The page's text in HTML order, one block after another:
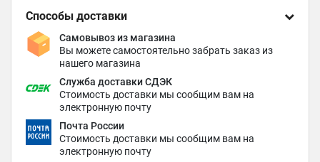
Способы доставки
Самовывоз из магазина
Вы можете самостоятельно забрать заказ из
нашего магазина
Служба доставки СДЭК
Стоимость доставки мы сообщим вам на
электронную почту
Почта России
Стоимость доставки мы сообщим вам на
электронную почту